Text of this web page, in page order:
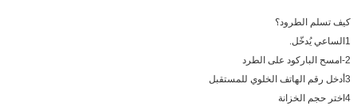
كيف تسلم الطرود؟
1الساعي يُدخّل.
2-امسح الباركود على الطرد
3أدخل رقم الهاتف الخلوي للمستقبل
4اختر حجم الخزانة